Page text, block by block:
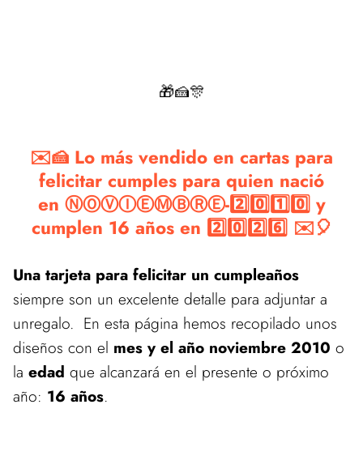
🎁🍰🎊
✉️🍰 Lo más vendido en cartas para
felicitar cumples para quien nació
en ⓃⓄⓋⒾⒺⓂⒷⓇⒺ-2️⃣0️⃣1️⃣0️⃣ y
cumplen 16 años en 2️⃣0️⃣2️⃣6️⃣ ✉️🎈
Una tarjeta para felicitar un cumpleaños
siempre son un excelente detalle para adjuntar a
unregalo. En esta página hemos recopilado unos
diseños con el mes y el año noviembre 2010 o
la edad que alcanzará en el presente o próximo
año: 16 años.